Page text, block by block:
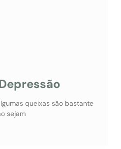
queixas são bastante
sejam